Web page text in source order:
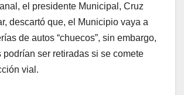
el presidente Municipal, Cruz
descartó que, el Municipio vaya a
de autos “chuecos”, sin embargo,
podrían ser retiradas si se comete
vial.